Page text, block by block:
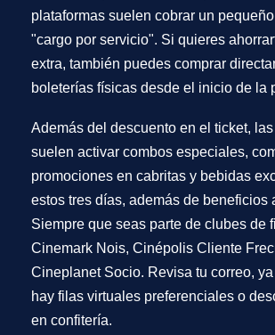
plataformas suelen cobrar un
"cargo por servicio". Si quieres
extra, también puedes comprar
boleterías físicas desde el inicio de la
Además del descuento en el ticket,
suelen activar combos especiales,
promociones en cabritas y bebidas
estos tres días, además de beneficios
Siempre que seas parte de clubes de
Cinemark Nois, Cinépolis Cliente
Cineplanet Socio. Revisa tu correo,
hay filas virtuales preferenciales o
en confitería.